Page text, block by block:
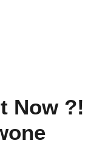
Now ?!